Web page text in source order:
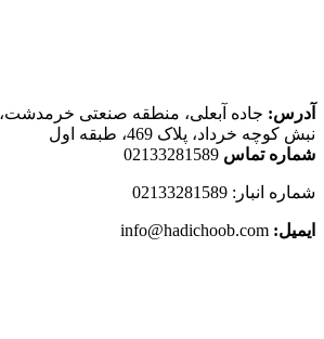
آدرس: جاده آبعلی، منطقه صنعتی
نبش کوچه خرداد، پلاک 469، طبقه اول
شماره تماس 02133281589
شماره انبار: 02133281589
ایمیل: